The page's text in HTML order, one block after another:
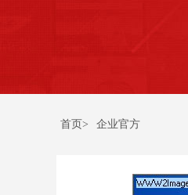
首页> 企业官方